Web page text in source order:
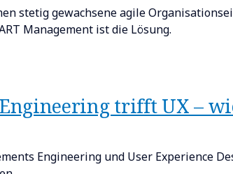
stetig gewachsene agile
Management ist die Lösung.
trifft UX –
Engineering und User Experience